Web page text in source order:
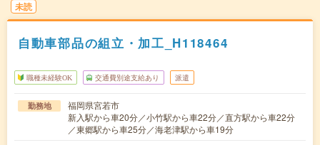
未読
自動車部品の組立・加工_H118464
職種未経験OK 交通費別途支給あり 派遣
勤務地
福岡県宮若市
新入駅から車20分／小竹駅から車22分／直方駅から車22分
／東郷駅から車25分／海老津駅から車19分